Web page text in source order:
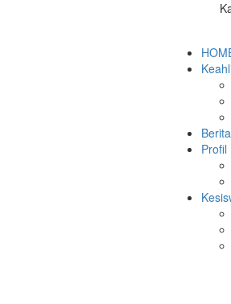
Berita
Profil